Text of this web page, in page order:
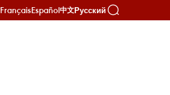
FrançaisEspañol中文Русский